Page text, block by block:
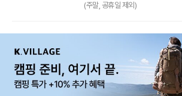
(주말, 공휴일 제외)